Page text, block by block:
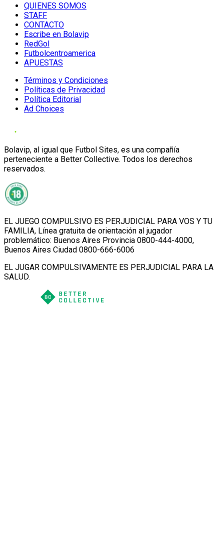
QUIENES SOMOS
STAFF
CONTACTO
Escribe en Bolavip
RedGol
Futbolcentroamerica
APUESTAS
Términos y Condiciones
Políticas de Privacidad
Política Editorial
Ad Choices
Bolavip, al igual que Futbol Sites, es una compañía
perteneciente a Better Collective. Todos los derechos
reservados.
EL JUEGO COMPULSIVO ES PERJUDICIAL PARA VOS Y TU
FAMILIA, Línea gratuita de orientación al jugador
problemático: Buenos Aires Provincia 0800-444-4000,
Buenos Aires Ciudad 0800-666-6006
EL JUGAR COMPULSIVAMENTE ES PERJUDICIAL PARA LA
SALUD.